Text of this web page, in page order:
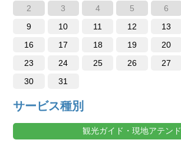
2
3 4 5 6
9
10 11 12 13
16
17 18 19 20
23
24 25 26 27
30
31
サービス種別
観光ガイド・現地アテンド